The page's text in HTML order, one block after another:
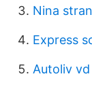
Nina
Express
Autoliv